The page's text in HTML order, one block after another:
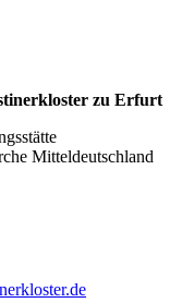
zu Erfurt
Mitteldeutschland